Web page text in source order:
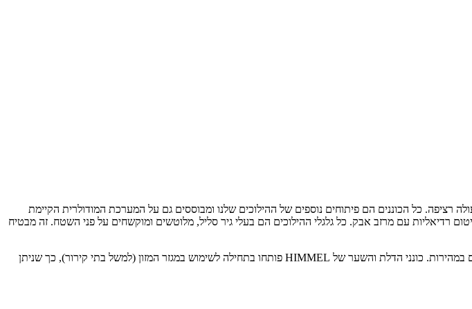
רציפה. כל הכוננים הם פיתוחים נוספים של ההילוכים שלנו ומבוססים גם על המערכת המודולרית הקיימת
רדיאליות עם מרזב אבק. כל גלגלי ההילוכים הם בעלי גיר סליל, מלוטשים ומוקשחים על פני השטח. זה מבטיח
כונני דלתות ושערים של HIMMEL® משמשים להנעת שערי גלגול, שערי הרמה, דלתות חתך ושערים שנפתחים במהירות. כונני הדלת והשער של HIMMEL פותחו בתחילה לשימוש במגזר המזון (למשל בתי קירור), כך שניתן